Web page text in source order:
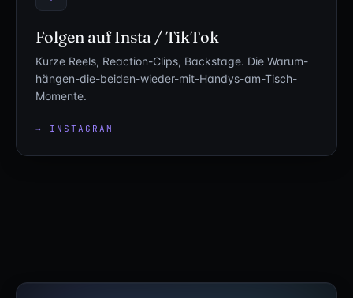
Folgen auf Insta / TikTok
Kurze Reels, Reaction-Clips, Backstage. Die Warum-
hängen-die-beiden-wieder-mit-Handys-am-Tisch-
Momente.
→ INSTAGRAM